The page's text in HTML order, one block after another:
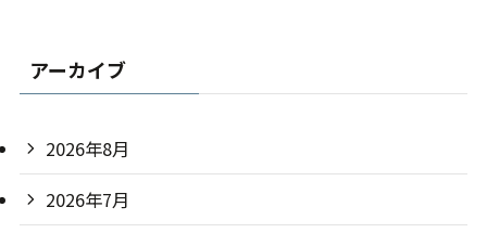
アーカイブ
2026年8月
2026年7月